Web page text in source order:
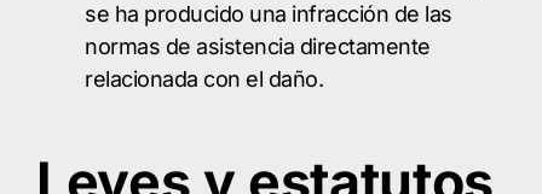
se ha producido una infracción de las
normas de asistencia directamente
relacionada con el daño.